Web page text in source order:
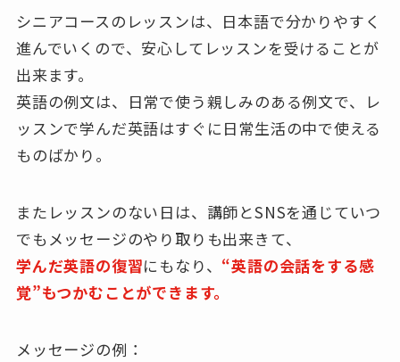
シニアコースのレッスンは、日本語で分かりやすく
進んでいくので、安心してレッスンを受けることが
出来ます。
英語の例文は、日常で使う親しみのある例文で、レ
ッスンで学んだ英語はすぐに日常生活の中で使える
ものばかり。
またレッスンのない日は、講師とSNSを通じていつ
でもメッセージのやり取りも出来きて、
学んだ英語の復習にもなり、 “英語の会話をする感
覚”もつかむことができます。
メッセージの例：